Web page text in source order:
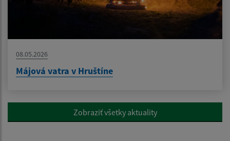
08.05.2026
Májová vatra v Hruštíne
Zobraziť všetky aktuality